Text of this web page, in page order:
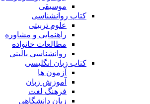
موسیقی
کتاب روانشناسی
علوم تربیتی
راهنمایی و مشاوره
مطالعات خانواده
روانشناسی بالینی
کتاب زبان انگلیسی
آزمون ها
آموزش زبان
فرهنگ لغت
زبان دانشگاهی